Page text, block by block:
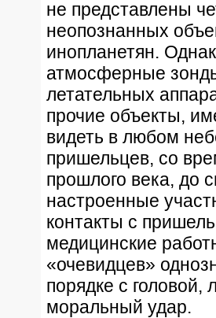
не представлены
неопознанных
инопланетян.
атмосферные
летательных
прочие объекты,
видеть в любом
пришельцев, со
прошлого века, до
настроенные
контакты с
медицинские
«очевидцев»
порядке с головой,
моральный удар.